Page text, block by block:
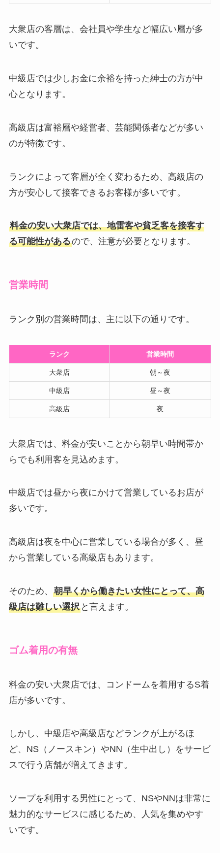
大衆店の客層は、会社員や学生など幅広い層が多
いです。
中級店では少しお金に余裕を持った紳士の方が中
心となります。
高級店は富裕層や経営者、芸能関係者などが多い
のが特徴です。
ランクによって客層が全く変わるため、高級店の
方が安心して接客できるお客様が多いです。
料金の安い大衆店では、地雷客や貧乏客を接客す
る可能性があるので、注意が必要となります。
営業時間
ランク別の営業時間は、主に以下の通りです。
ランク 営業時間
大衆店 朝～夜
中級店 昼～夜
高級店 夜
大衆店では、料金が安いことから朝早い時間帯か
らでも利用客を見込めます。
中級店では昼から夜にかけて営業しているお店が
多いです。
高級店は夜を中心に営業している場合が多く、昼
から営業している高級店もあります。
そのため、 朝早くから働きたい女性にとって、高
級店は難しい選択と言えます。
ゴム着用の有無
料金の安い大衆店では、コンドームを着用するS着
店が多いです。
しかし、中級店や高級店などランクが上がるほ
ど、NS（ノースキン）やNN（生中出し）をサービ
スで行う店舗が増えてきます。
ソープを利用する男性にとって、NSやNNは非常に
魅力的なサービスに感じるため、人気を集めやす
いです。